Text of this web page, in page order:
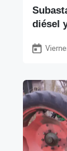
diésel